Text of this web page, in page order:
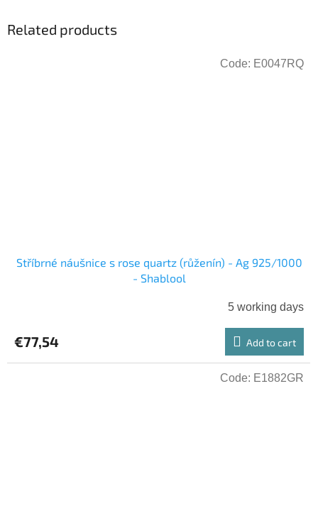
Related products
Stříbrné náušnice s rose quartz (růženín) - Ag 925/1000
- Shablool
5 working days
€77,54 Add to cart
Code: E0047RQ
Code: E1882GR